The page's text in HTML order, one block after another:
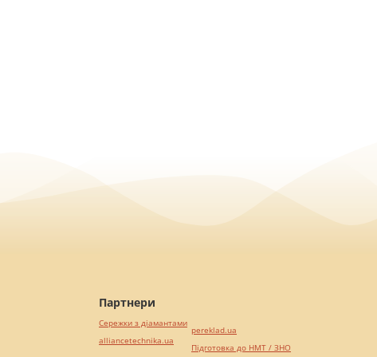
Партнери
Сережки з діамантами
alliancetechnika.ua
pereklad.ua
Підготовка до НМТ / ЗНО